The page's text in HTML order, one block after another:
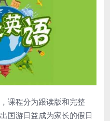
课程分为跟读版和完整
国游日益成为家长的假日